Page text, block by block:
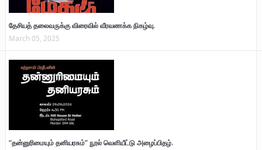
தேசியத் தலைவருக்கு விரைவில் வீரவணக்க நிகழ்வு.
March 05, 2025
“தன்னுரிமையும் தனியரசும்” நூல் வெளியீட்டு அழைப்பிதழ்.